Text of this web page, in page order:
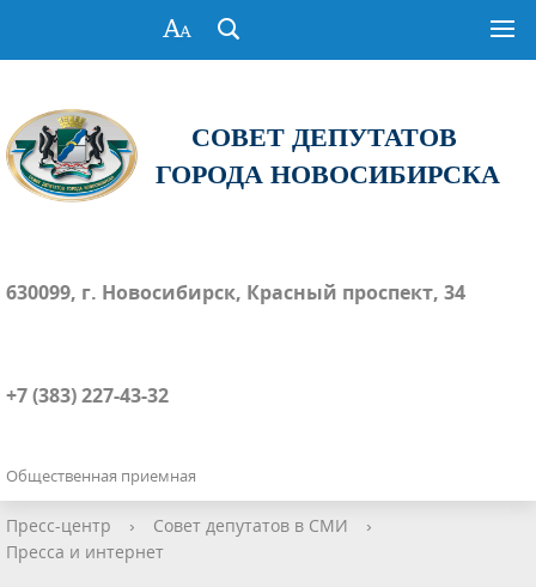
СОВЕТ ДЕПУТАТОВ
ГОРОДА НОВОСИБИРСКА
630099, г. Новосибирск, Красный проспект, 34
+7 (383) 227-43-32
Общественная приемная
Пресс-центр › Совет депутатов в СМИ
›
Пресса и интернет